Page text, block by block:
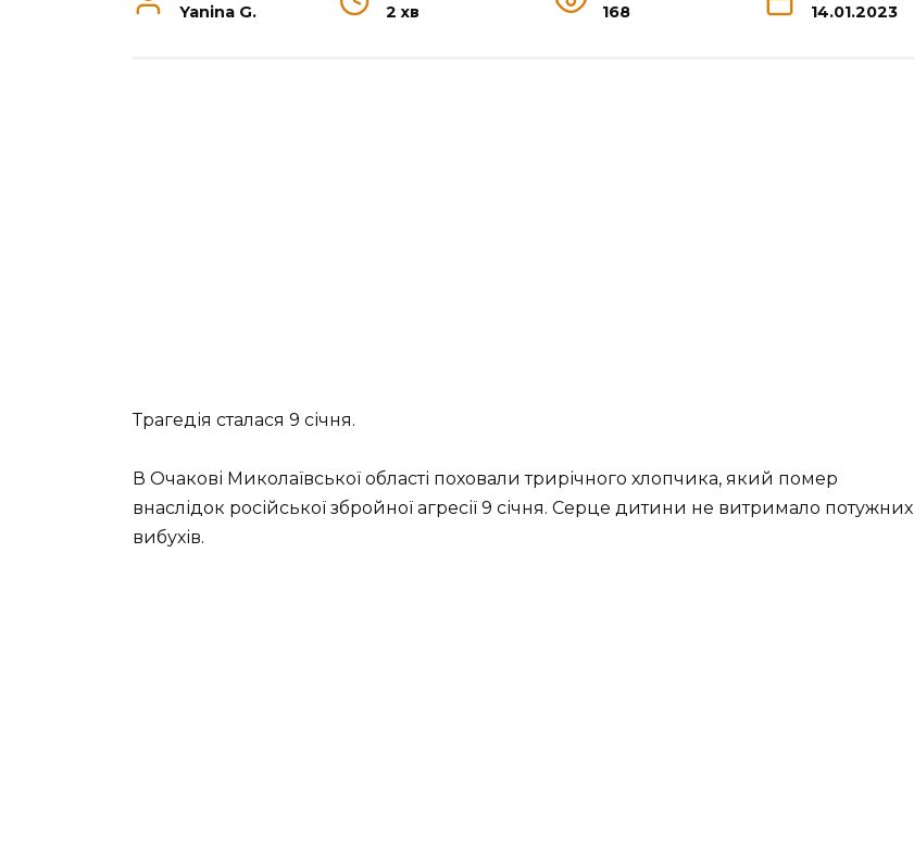
Yanina G. 2 хв 168 14.01.2023
Трагедія сталася 9 січня.
В Очакові Миколаївської області поховали трирічного хлопчика, який помер
внаслідок російської збройної агресії 9 січня. Серце дитини не витримало потужних
вибухів.